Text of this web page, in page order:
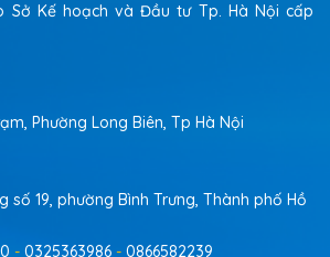
Sở Kế hoạch và Đầu tư Tp. Hà Nội cấp
Phường Long Biên, Tp Hà Nội
số 19, phường Bình Trưng, Thành phố Hồ
- 0325363986 - 0866582239